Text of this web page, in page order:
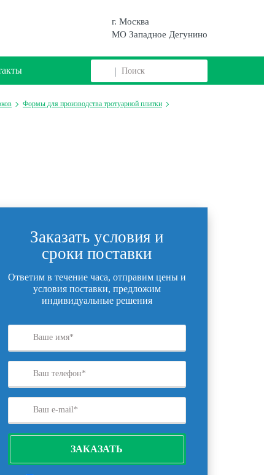
г. Москва
МО Западное Дегунино
Формы для производства тротуарной плитки
Заказать условия и
сроки поставки
Ответим в течение часа, отправим цены и
условия поставки, предложим
индивидуальные решения
ЗАКАЗАТЬ